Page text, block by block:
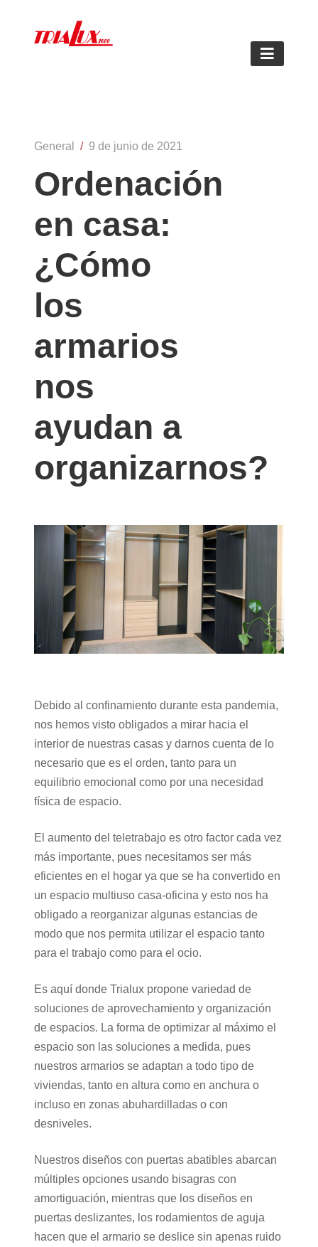
General / 9 de junio de 2021
Ordenación
en casa:
¿Cómo
los
armarios
nos
ayudan a
organizarnos?
Debido al confinamiento durante esta pandemia,
nos hemos visto obligados a mirar hacia el
interior de nuestras casas y darnos cuenta de lo
necesario que es el orden, tanto para un
equilibrio emocional como por una necesidad
física de espacio.
El aumento del teletrabajo es otro factor cada vez
más importante, pues necesitamos ser más
eficientes en el hogar ya que se ha convertido en
un espacio multiuso casa-oficina y esto nos ha
obligado a reorganizar algunas estancias de
modo que nos permita utilizar el espacio tanto
para el trabajo como para el ocio.
Es aquí donde Trialux propone variedad de
soluciones de aprovechamiento y organización
de espacios. La forma de optimizar al máximo el
espacio son las soluciones a medida, pues
nuestros armarios se adaptan a todo tipo de
viviendas, tanto en altura como en anchura o
incluso en zonas abuhardilladas o con
desniveles.
Nuestros diseños con puertas abatibles abarcan
múltiples opciones usando bisagras con
amortiguación, mientras que los diseños en
puertas deslizantes, los rodamientos de aguja
hacen que el armario se deslice sin apenas ruido